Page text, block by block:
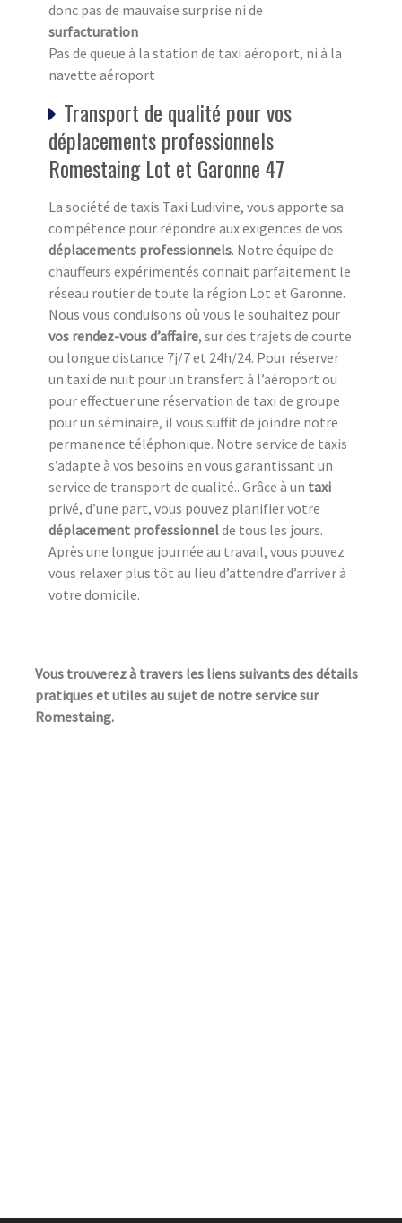
donc pas de mauvaise surprise ni de
surfacturation
Pas de queue à la station de taxi aéroport, ni à la
navette aéroport
Transport de qualité pour vos
déplacements professionnels
Romestaing Lot et Garonne 47
La société de taxis Taxi Ludivine, vous apporte sa
compétence pour répondre aux exigences de vos
déplacements professionnels. Notre équipe de
chauffeurs expérimentés connait parfaitement le
réseau routier de toute la région Lot et Garonne.
Nous vous conduisons où vous le souhaitez pour
vos rendez-vous d’affaire, sur des trajets de courte
ou longue distance 7j/7 et 24h/24. Pour réserver
un taxi de nuit pour un transfert à l’aéroport ou
pour effectuer une réservation de taxi de groupe
pour un séminaire, il vous suffit de joindre notre
permanence téléphonique. Notre service de taxis
s’adapte à vos besoins en vous garantissant un
service de transport de qualité.. Grâce à un taxi
privé, d’une part, vous pouvez planifier votre
déplacement professionnelde tous les jours.
Après une longue journée au travail, vous pouvez
vous relaxer plus tôt au lieu d’attendre d’arriver à
votre domicile.
Vous trouverez à travers les liens suivants des détails
pratiques et utiles au sujet de notre service sur
Romestaing.